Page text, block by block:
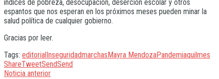
índices de pobreza, desocupación, deserción escolar y otros
espantos que nos esperan en los próximos meses pueden minar la
salud política de cualquier gobierno.
Gracias por leer.
Tags: editorialInseguridadmarchasMayra MendozaPandemiaquilmes
ShareTweetSendSend
Noticia anterior